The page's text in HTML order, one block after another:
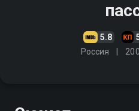
5.8
Россия